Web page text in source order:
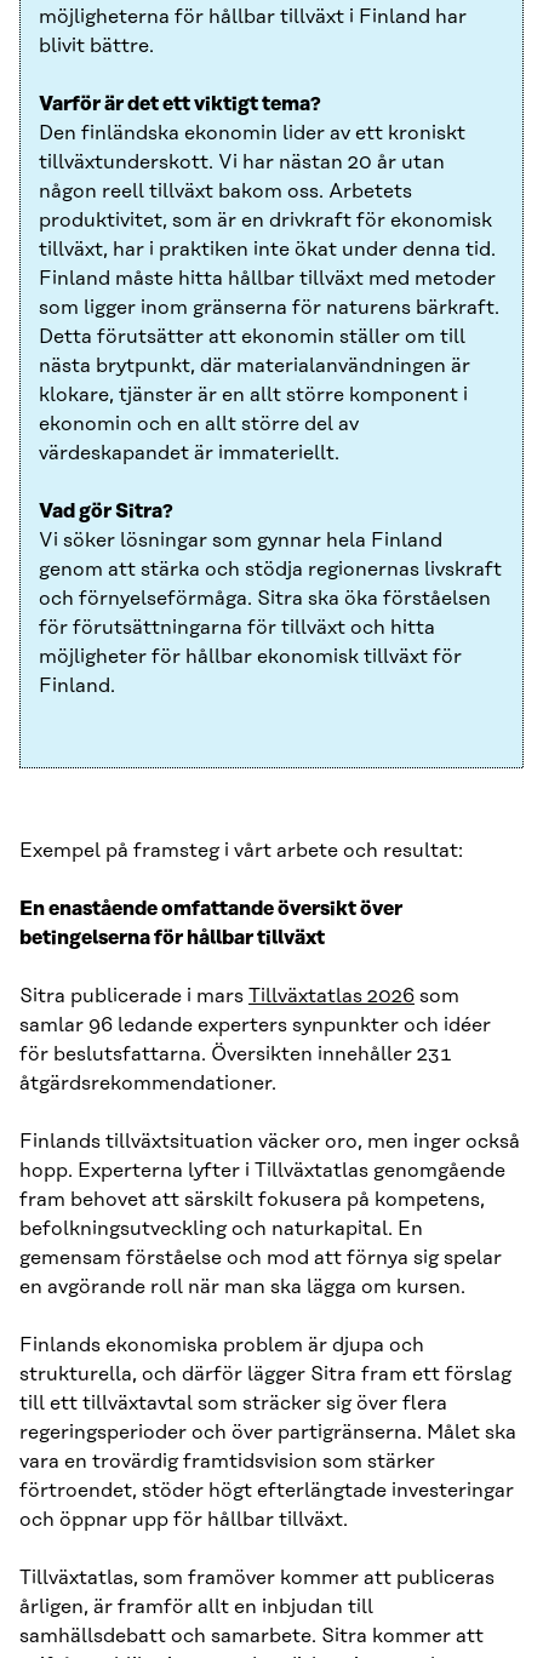
möjligheterna för hållbar tillväxt i Finland har
blivit bättre.
Varför är det ett viktigt tema?
Den finländska ekonomin lider av ett kroniskt
tillväxtunderskott. Vi har nästan 20 år utan
någon reell tillväxt bakom oss. Arbetets
produktivitet, som är en drivkraft för ekonomisk
tillväxt, har i praktiken inte ökat under denna tid.
Finland måste hitta hållbar tillväxt med metoder
som ligger inom gränserna för naturens bärkraft.
Detta förutsätter att ekonomin ställer om till
nästa brytpunkt, där materialanvändningen är
klokare, tjänster är en allt större komponent i
ekonomin och en allt större del av
värdeskapandet är immateriellt.
Vad gör Sitra?
Vi söker lösningar som gynnar hela Finland
genom att stärka och stödja regionernas livskraft
och förnyelseförmåga. Sitra ska öka förståelsen
för förutsättningarna för tillväxt och hitta
möjligheter för hållbar ekonomisk tillväxt för
Finland.
Exempel på framsteg i vårt arbete och resultat:
En enastående omfattande översikt över
betingelserna för hållbar tillväxt
Sitra publicerade i mars Tillväxtatlas 2026 som
samlar 96 ledande experters synpunkter och idéer
för beslutsfattarna. Översikten innehåller 231
åtgärdsrekommendationer.
Finlands tillväxtsituation väcker oro, men inger också
hopp. Experterna lyfter i Tillväxtatlas genomgående
fram behovet att särskilt fokusera på kompetens,
befolkningsutveckling och naturkapital. En
gemensam förståelse och mod att förnya sig spelar
en avgörande roll när man ska lägga om kursen.
Finlands ekonomiska problem är djupa och
strukturella, och därför lägger Sitra fram ett förslag
till ett tillväxtavtal som sträcker sig över flera
regeringsperioder och över partigränserna. Målet ska
vara en trovärdig framtidsvision som stärker
förtroendet, stöder högt efterlängtade investeringar
och öppnar upp för hållbar tillväxt.
Tillväxtatlas, som framöver kommer att publiceras
årligen, är framför allt en inbjudan till
samhällsdebatt och samarbete. Sitra kommer att